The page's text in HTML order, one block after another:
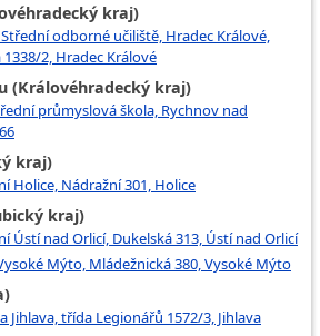
kraj)
odborné učiliště, Hradec Králové,
2, Hradec Králové
(Královéhradecký kraj)
průmyslová škola, Rychnov nad
kraj)
Holice, Nádražní 301, Holice
kraj)
Ústí nad Orlicí, Dukelská 313, Ústí nad Orlicí
Mýto, Mládežnická 380, Vysoké Mýto
Jihlava, třída Legionářů 1572/3, Jihlava